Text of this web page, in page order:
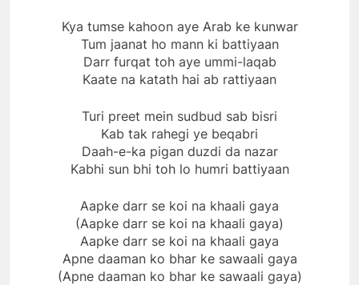
Kya tumse kahoon aye Arab ke kunwar
Tum jaanat ho mann ki battiyaan
Darr furqat toh aye ummi-laqab
Kaate na katath hai ab rattiyaan
Turi preet mein sudbud sab bisri
Kab tak rahegi ye beqabri
Daah-e-ka pigan duzdi da nazar
Kabhi sun bhi toh lo humri battiyaan
Aapke darr se koi na khaali gaya
(Aapke darr se koi na khaali gaya)
Aapke darr se koi na khaali gaya
Apne daaman ko bhar ke sawaali gaya
(Apne daaman ko bhar ke sawaali gaya)